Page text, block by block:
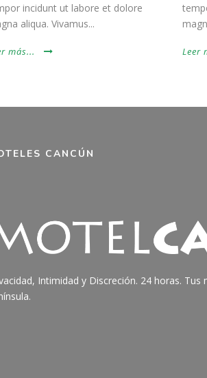
incidunt ut labore et dolore
aliqua. Vivamus...
más... Leer
CANCÚN
Intimidad y Discreción. 24 horas.